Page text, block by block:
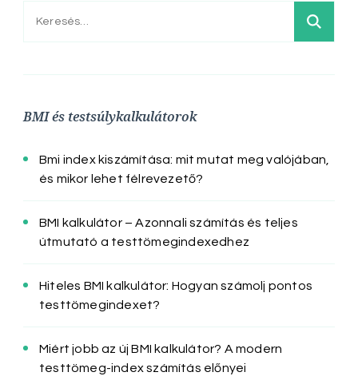
Keresés:
BMI és testsúlykalkulátorok
Bmi index kiszámítása: mit mutat meg valójában,
és mikor lehet félrevezető?
BMI kalkulátor – Azonnali számítás és teljes
útmutató a testtömegindexedhez
Hiteles BMI kalkulátor: Hogyan számolj pontos
testtömegindexet?
Miért jobb az új BMI kalkulátor? A modern
testtömeg-index számítás előnyei